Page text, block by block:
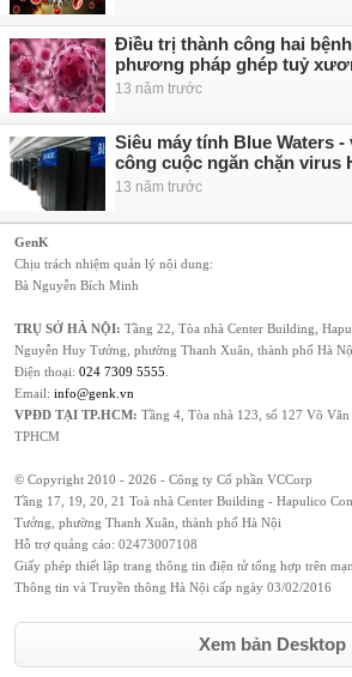
Điều trị thành công hai
phương pháp ghép tuỷ
13 năm trước
Siêu máy tính Blue Waters
công cuộc ngăn chặn virus
13 năm trước
GenK
Chịu trách nhiệm quản lý nội dung:
Bà Nguyễn Bích Minh
TRỤ SỞ HÀ NỘI: Tầng 22, Tòa nhà Center Building,
Nguyễn Huy Tưởng, phường Thanh Xuân, thành phố Hà
Điện thoại: 024 7309 5555
Email: info@genk.vn
VPĐD TẠI TP.HCM: Tầng 4, Tòa nhà 123, số 127 Võ Văn
TPHCM
© Copyright 2010 - 2026 - Công ty Cổ phần VCCorp
Tầng 17, 19, 20, 21 Toà nhà Center Building - Hapulico
Tưởng, phường Thanh Xuân, thành phố Hà Nội
Hỗ trợ quảng cáo: 02473007108
Giấy phép thiết lập trang thông tin điện tử tổng hợp trên
Thông tin và Truyền thông Hà Nội cấp ngày 03/02/2016
Xem bản Desktop